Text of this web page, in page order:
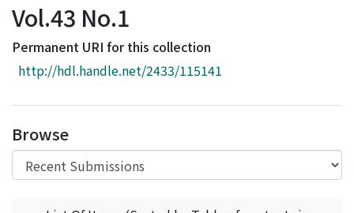
Browse
Download Ranking
Access Statistics
Vol.43 No.1
Permanent URI for this collection
http://hdl.handle.net/2433/115141
Browse